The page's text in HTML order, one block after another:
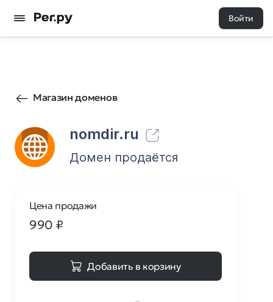
Войти
Магазин доменов
nomdir.ru
0 0
Домен продаётся
Цена продажи
990 ₽
Добавить в корзину